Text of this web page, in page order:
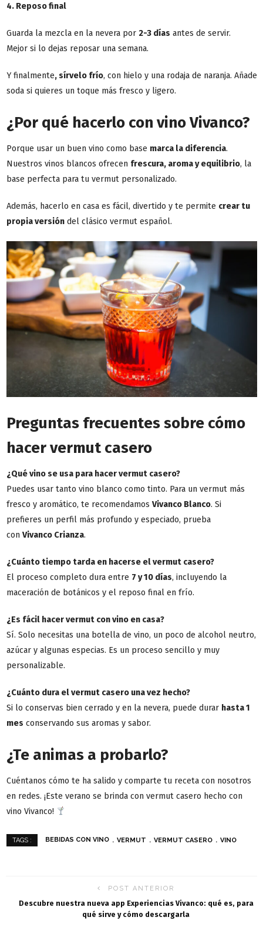
4. Reposo final
Guarda la mezcla en la nevera por 2-3 días antes de servir.
Mejor si lo dejas reposar una semana.
Y finalmente, sírvelo frío, con hielo y una rodaja de naranja. Añade
soda si quieres un toque más fresco y ligero.
¿Por qué hacerlo con vino Vivanco?
Porque usar un buen vino como base marca la diferencia.
Nuestros vinos blancos ofrecen frescura, aroma y equilibrio, la
base perfecta para tu vermut personalizado.
Además, hacerlo en casa es fácil, divertido y te permite crear tu
propia versión del clásico vermut español.
Preguntas frecuentes sobre cómo
hacer vermut casero
¿Qué vino se usa para hacer vermut casero?
Puedes usar tanto vino blanco como tinto. Para un vermut más
fresco y aromático, te recomendamos Vivanco Blanco. Si
prefieres un perfil más profundo y especiado, prueba
con Vivanco Crianza.
¿Cuánto tiempo tarda en hacerse el vermut casero?
El proceso completo dura entre 7 y 10 días, incluyendo la
maceración de botánicos y el reposo final en frío.
¿Es fácil hacer vermut con vino en casa?
Sí. Solo necesitas una botella de vino, un poco de alcohol neutro,
azúcar y algunas especias. Es un proceso sencillo y muy
personalizable.
¿Cuánto dura el vermut casero una vez hecho?
Si lo conservas bien cerrado y en la nevera, puede durar hasta 1
mes conservando sus aromas y sabor.
¿Te animas a probarlo?
Cuéntanos cómo te ha salido y comparte tu receta con nosotros
en redes. ¡Este verano se brinda con vermut casero hecho con
vino Vivanco!
TAGS : BEBIDAS CON VINO VERMUT VERMUT CASERO VINO
POST ANTERIOR
Descubre nuestra nueva app Experiencias Vivanco: qué es, para
qué sirve y cómo descargarla